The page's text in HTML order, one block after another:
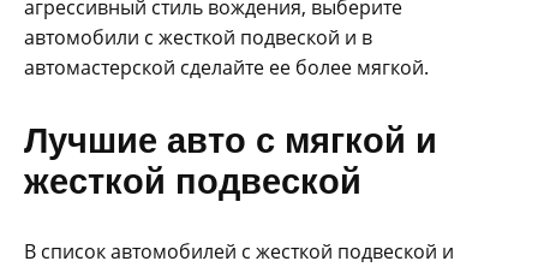
агрессивный стиль вождения, выберите
автомобили с жесткой подвеской и в
автомастерской сделайте ее более мягкой.
Лучшие авто с мягкой и
жесткой подвеской
В список автомобилей с жесткой подвеской и